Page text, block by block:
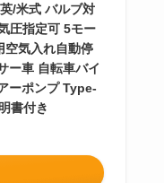
/米式 バルブ対
圧指定可 5モー
空気入れ自動停
ー車 自転車バイ
ーポンプ Type-
書付き